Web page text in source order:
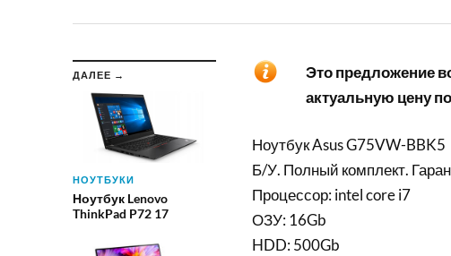
ДАЛЕЕ →
НОУТБУКИ
Ноутбук Lenovo
ThinkPad P72 17
Это предложение
актуальную цену
Ноутбук Asus G75VW-BBK5
Б/У. Полный комплект.
Процессор: intel core i7
ОЗУ: 16Gb
HDD: 500Gb